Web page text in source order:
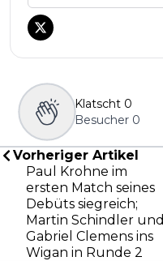
Klatscht 0
Besucher 0
Vorheriger Artikel
Paul Krohne im
ersten Match seines
Debüts siegreich;
Martin Schindler und
Gabriel Clemens ins
Wigan in Runde 2